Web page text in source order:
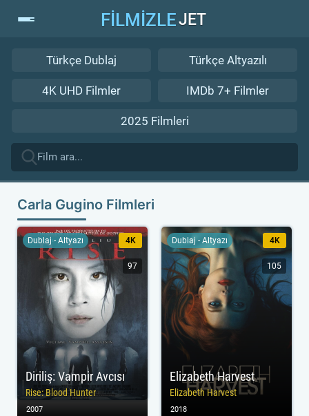
FİLMİZLEJET
Türkçe Dublaj Türkçe Altyazılı
4K UHD Filmler IMDb 7+ Filmler
2025 Filmleri
Carla Gugino Filmleri
Diriliş: Vampir Avcısı
Rise: Blood Hunter
Dublaj - Altyazı 4K
97
2007
Elizabeth Harvest
Elizabeth Harvest
Dublaj - Altyazı 4K
105
2018